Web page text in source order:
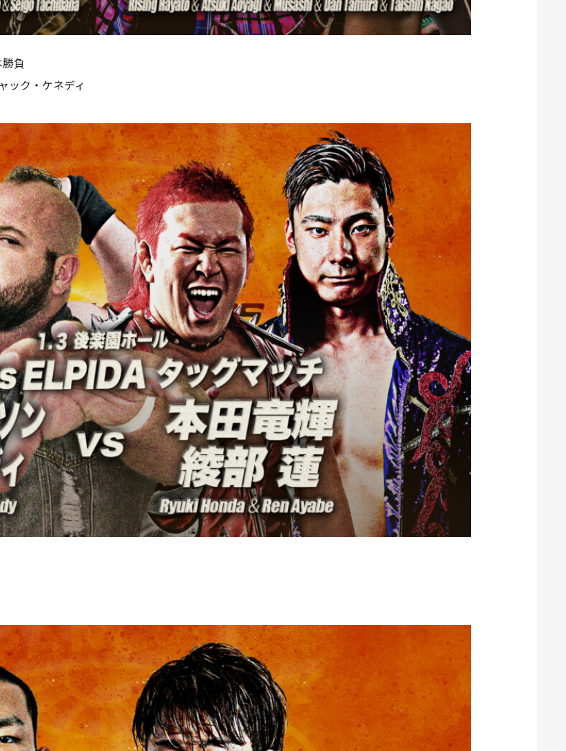
負
ク・ケネディ